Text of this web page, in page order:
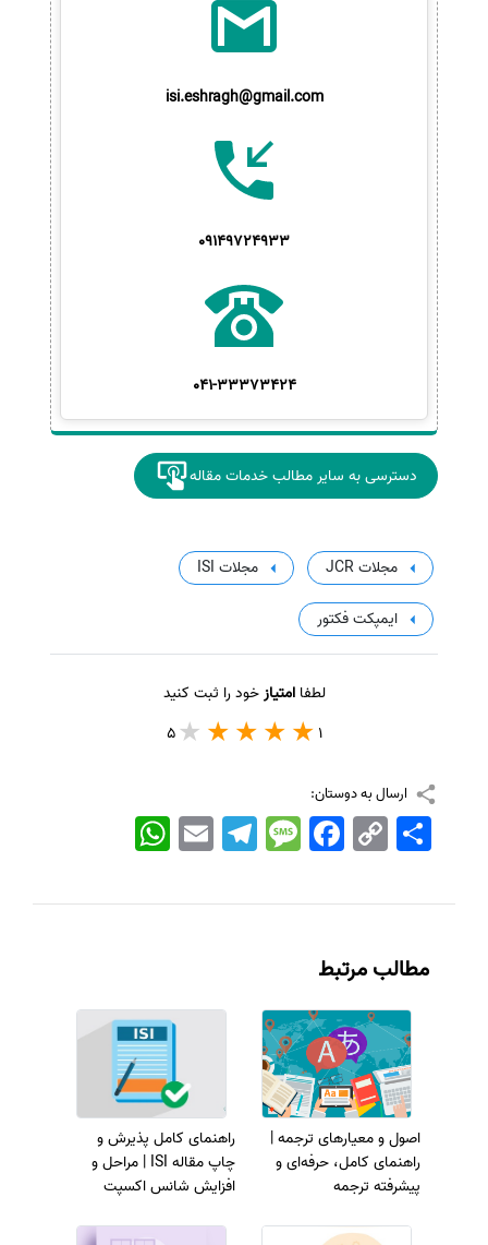
isi.eshragh@gmail.com
09149724933
041-33373424
دسترسی به سایر مطالب خدمات مقاله
مجلات JCR مجلات ISI
ایمپکت فکتور
لطفاامتیازخود را ثبت کنید
1
5
ارسال به دوستان:
WhatsApp EmailTelegramMessageFacebook Copy
Link
اشتراک
مطالب مرتبط
اصول و معیارهای ترجمه |
راهنمای کامل، حرفه‌ای و
پیشرفته ترجمه
راهنمای کامل پذیرش و
چاپ مقاله ISI | مراحل و
افزایش شانس اکسپت